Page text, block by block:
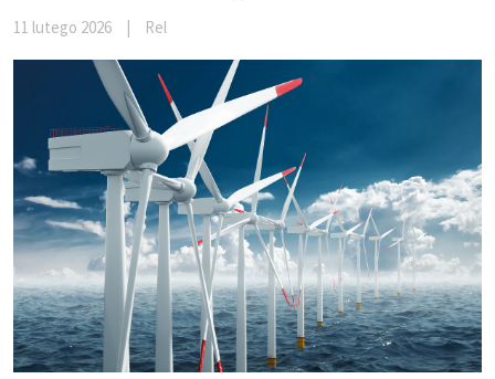
11 lutego 2026 Rel